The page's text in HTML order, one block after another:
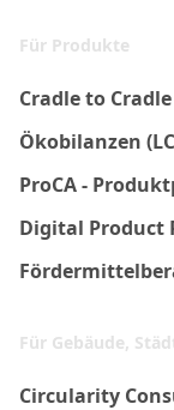
Für Produkte
Cradle to
Ökobilanzen
ProCA -
Digital Product
Für Gebäude,
Circularity